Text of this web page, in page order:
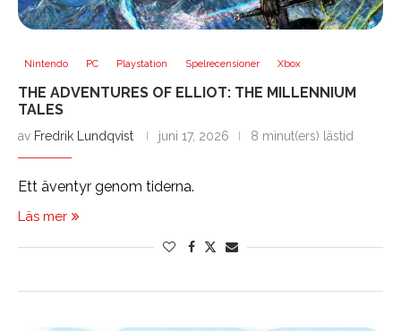
Nintendo PC Playstation Spelrecensioner Xbox
THE ADVENTURES OF ELLIOT: THE MILLENNIUM
TALES
av Fredrik Lundqvist juni 17, 2026 8 minut(ers) lästid
Ett äventyr genom tiderna.
Läs mer